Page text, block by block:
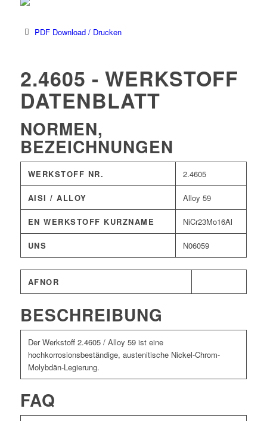
PDF Download / Drucken
2.4605 - WERKSTOFF
DATENBLATT
NORMEN,
BEZEICHNUNGEN
WERKSTOFF NR. 2.4605
AISI / ALLOY Alloy 59
EN WERKSTOFF KURZNAME NiCr23Mo16Al
UNS N06059
AFNOR
BESCHREIBUNG
Der Werkstoff 2.4605 / Alloy 59 ist eine
hochkorrosionsbeständige, austenitische Nickel-Chrom-
Molybdän-Legierung.
FAQ